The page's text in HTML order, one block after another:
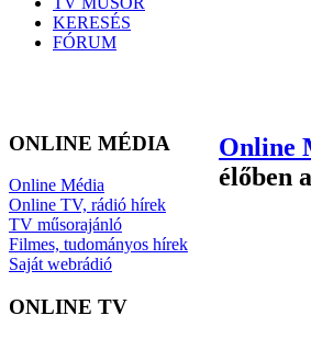
KERESÉS
FÓRUM
ONLINE MÉDIA
Online Média
Online TV, rádió hírek
TV műsorajánló
Filmes, tudományos hírek
Saját webrádió
ONLINE TV
Online
élőben